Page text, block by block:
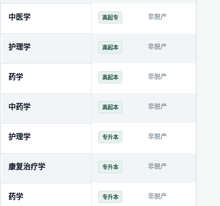
中医学 高起专 非脱产
护理学 高起本 非脱产
药学 高起本 非脱产
中药学 高起本 非脱产
护理学 专升本 非脱产
康复治疗学 专升本 非脱产
药学 专升本 非脱产